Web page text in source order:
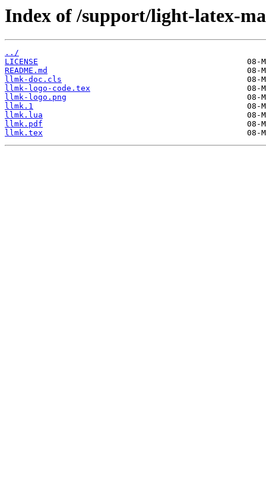
Index of /support/light-latex-
../
LICENSE
README.md
llmk-doc.cls
llmk-logo-code.tex
llmk-logo.png
llmk.1
llmk.lua
llmk.pdf
llmk.tex